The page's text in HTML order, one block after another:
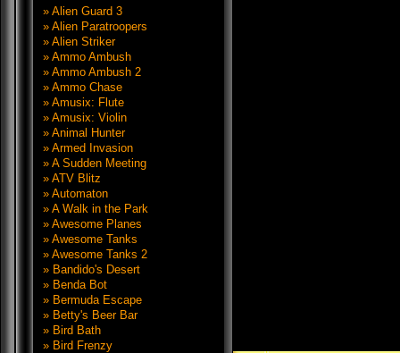
» Alien Guard 3
» Alien Paratroopers
» Alien Striker
» Ammo Ambush
» Ammo Ambush 2
» Ammo Chase
» Amusix: Flute
» Amusix: Violin
» Animal Hunter
» Armed Invasion
» A Sudden Meeting
» ATV Blitz
» Automaton
» A Walk in the Park
» Awesome Planes
» Awesome Tanks
» Awesome Tanks 2
» Bandido's Desert
» Benda Bot
» Bermuda Escape
» Betty's Beer Bar
» Bird Bath
» Bird Frenzy